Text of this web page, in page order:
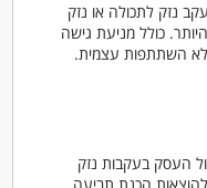
נזק לתכולה או נזק
למשך 100 ימים לכל היותר. כולל מניעת גישה
השתתפות עצמית.
העסק בעקבות נזק